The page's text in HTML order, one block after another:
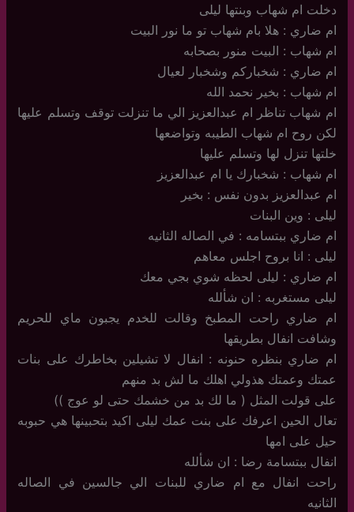
دخلت ام شهاب وبنتها ليلى
ام ضاري : هلا بام شهاب تو ما نور البيت
ام شهاب : البيت منور بصحابه
ام ضاري : شخباركم وشخبار لعيال
ام شهاب : بخير نحمد الله
ام شهاب تناظر ام عبدالعزيز الي ما تنزلت توقف وتسلم عليها
لكن روح ام شهاب الطيبه وتواضعها
خلتها تنزل لها وتسلم عليها
ام شهاب : شخبارك يا ام عبدالعزيز
ام عبدالعزيز بدون نفس : بخير
ليلى : وين البنات
ام ضاري ببتسامه : في الصاله الثانيه
ليلى : انا بروح اجلس معاهم
ام ضاري : ليلى لحظه شوي بجي معك
ليلى مستغربه : ان شألله
ام ضاري راحت المطبخ وقالت للخدم يجبون ماي للحريم
وشافت انفال بطريقها
ام ضاري بنظره حنونه : انفال لا تشيلين بخاطرك على بنات
عمتك وعمتك هذولي اهلك ما لش بد منهم
على قولت المثل ( ما لك بد من خشمك حتى لو عوج ))
تعال الحين اعرفك على بنت عمك ليلى اكيد بتحبينها هي حبوبه
حيل على امها
انفال ببتسامة رضا : ان شألله
راحت انفال مع ام ضاري للبنات الي جالسين في الصاله
الثانيه